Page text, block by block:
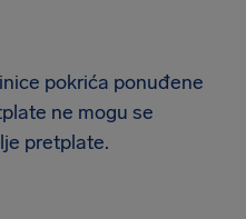
pokrića ponuđene
ne mogu se
pretplate.